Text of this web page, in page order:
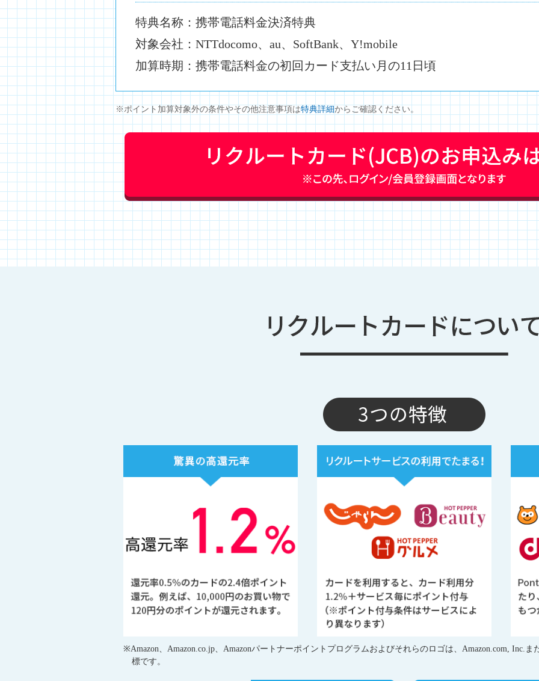
特典名称：携帯電話料金決済特典
対象会社：NTTdocomo、au、SoftBank、Y!mobile
加算時期：携帯電話料金の初回カード支払い月の11日頃
※ポイント加算対象外の条件やその他注意事項は特典詳細からご確認ください。
※Amazon、Amazon.co.jp、Amazonパートナーポイントプログラムおよびそれらのロゴは、Amazon.com, Inc.
標です。